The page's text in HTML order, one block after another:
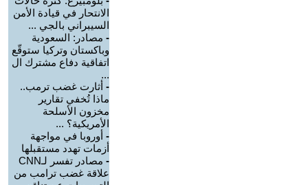
الانتحار في قيادة الأمن
السيبراني بالجي ...
- مصادر: السعودية
وباكستان وتركيا ستوقّع
اتفاقية دفاع مشترك ال
...
- أثارت غضب ترمب..
ماذا تُخفي تقارير
مخزون الأسلحة
الأمريكية؟ ...
- أوروبا في مواجهة
أزمات تهدد مستقبلها
-
مصادر تفسر لـCNN
علاقة غضب ترامب من